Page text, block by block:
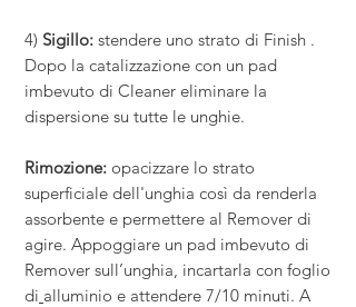
4) Sigillo: stendere uno strato di Finish .
Dopo la catalizzazione con un pad
imbevuto di Cleaner eliminare la
dispersione su tutte le unghie.
Rimozione: opacizzare lo strato
superficiale dell'unghia così da renderla
assorbente e permettere al Remover di
agire. Appoggiare un pad imbevuto di
Remover sull’unghia, incartarla con foglio
di alluminio e attendere 7/10 minuti. A